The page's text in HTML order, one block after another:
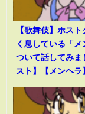
【歌舞伎】ホス
く息している「メ
ついて話してみま
スト】【メンヘラ